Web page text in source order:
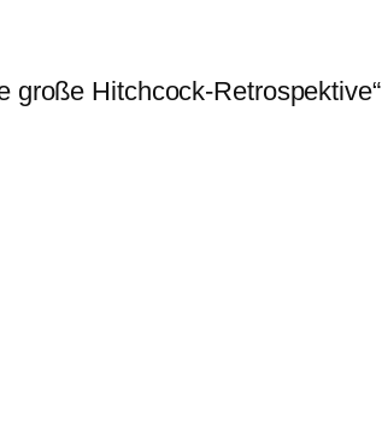
große Hitchcock-Retrospektive“